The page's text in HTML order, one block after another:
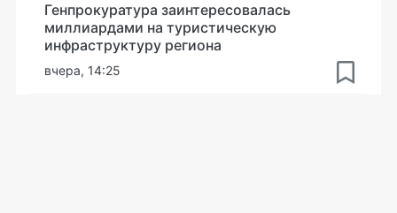
Генпрокуратура заинтересовалась
миллиардами на туристическую
инфраструктуру региона
вчера, 14:25